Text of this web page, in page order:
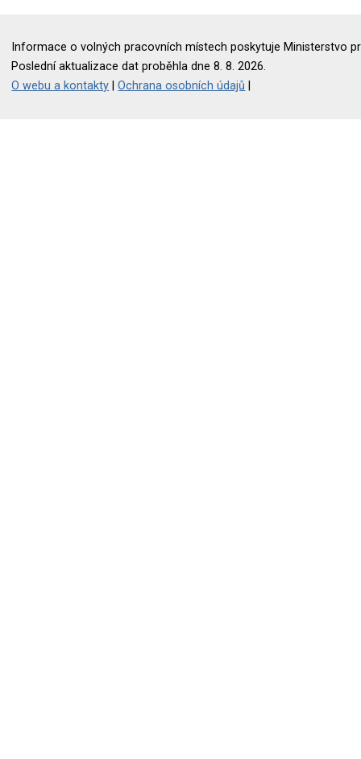
Informace o volných pracovních místech poskytuje Ministerstvo
Poslední aktualizace dat proběhla dne 8. 8. 2026.
O webu a kontakty |Ochrana osobních údajů